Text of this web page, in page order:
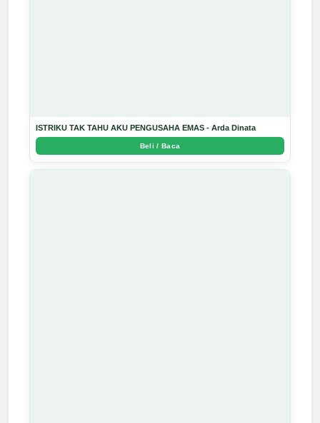
ISTRIKU TAK TAHU AKU PENGUSAHA EMAS - Arda Dinata
Beli / Baca